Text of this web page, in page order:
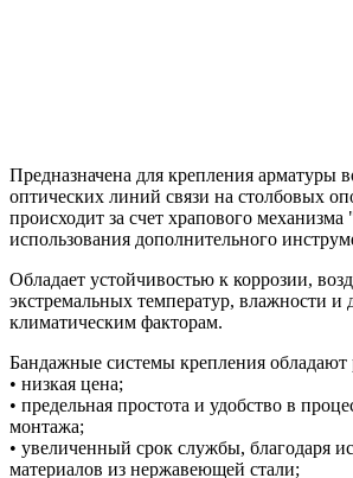
Предназначена для крепления арматуры
оптических линий связи на столбовых
происходит за счет храпового механизма
использования дополнительного
Обладает устойчивостью к коррозии,
экстремальных температур, влажности и
климатическим факторам.
Бандажные системы крепления
• низкая цена;
• предельная простота и удобство в
монтажа;
• увеличенный срок службы, благодаря
материалов из нержавеющей стали;